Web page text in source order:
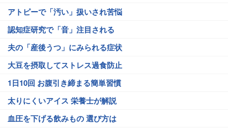
アトピーで「汚い」扱いされ苦悩
認知症研究で「音」注目される
夫の「産後うつ」にみられる症状
大豆を摂取してストレス過食防止
1日10回 お腹引き締まる簡単習慣
太りにくいアイス 栄養士が解説
血圧を下げる飲みもの 選び方は